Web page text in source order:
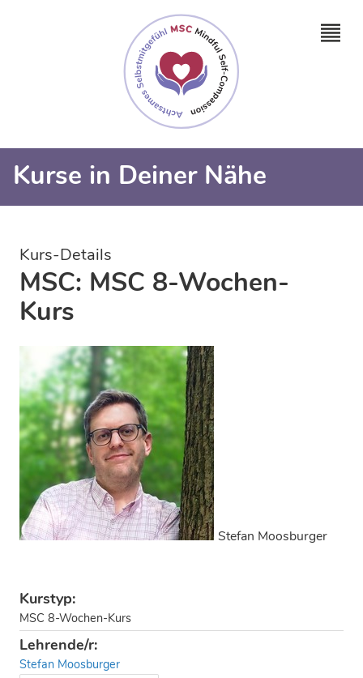
Kurse in Deiner Nähe
Kurs-Details
MSC: MSC 8-Wochen-
Kurs
Stefan Moosburger
Kurstyp:
MSC 8-Wochen-Kurs
Lehrende/r:
Stefan Moosburger